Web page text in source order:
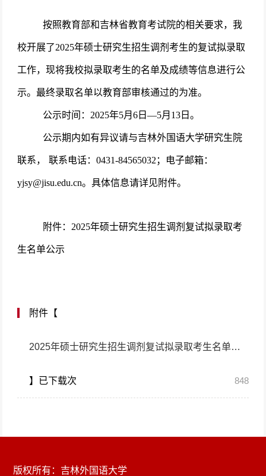
按照教育部和吉林省教育考试院的相关要求，我
校开展了2025年硕士研究生招生调剂考生的复试拟录取
工作，现将我校拟录取考生的名单及成绩等信息进行公
示。最终录取名单以教育部审核通过的为准。
公示时间： 2025年5月6 日—5月 13 日。
公示期内如有异议请与吉林外国语大学研究生院
联系， 联系电话：0431-84565032；电子邮箱：
yjsy@jisu.edu.cn。具体信息请详见附件。
附件： 2025年硕士研究生招生调剂复试拟录取考
生名单公示
附件【
2025年硕士研究生招生调剂复试拟录取考生名单公示.pdf
】已下载 848
次
版权所有：吉林外国语大学